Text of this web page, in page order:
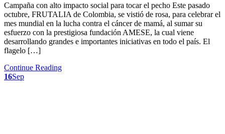
Campaña con alto impacto social para tocar el pecho Este pasado
octubre, FRUTALIA de Colombia, se vistió de rosa, para celebrar el
mes mundial en la lucha contra el cáncer de mamá, al sumar su
esfuerzo con la prestigiosa fundación AMESE, la cual viene
desarrollando grandes e importantes iniciativas en todo el país. El
flagelo […]
Continue Reading
16Sep